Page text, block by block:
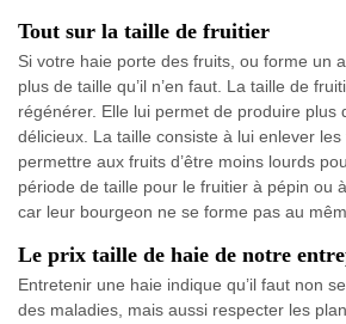
Tout sur la taille de fruitier
Si votre haie porte des fruits, ou forme un
plus de taille qu’il n’en faut. La taille de
régénérer. Elle lui permet de produire plus
délicieux. La taille consiste à lui enlever
permettre aux fruits d’être moins lourds
période de taille pour le fruitier à pépin ou
car leur bourgeon ne se forme pas au
Le prix taille de haie de notre
Entretenir une haie indique qu’il faut non
des maladies, mais aussi respecter les